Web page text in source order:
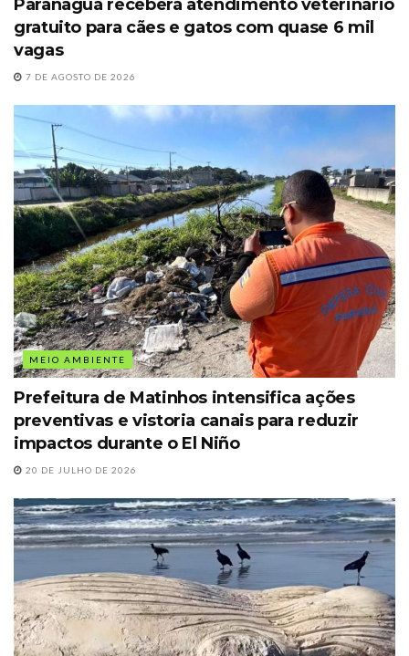
Paranaguá receberá atendimento veterinário
gratuito para cães e gatos com quase 6 mil
vagas
7 DE AGOSTO DE 2026
MEIO AMBIENTE
Prefeitura de Matinhos intensifica ações
preventivas e vistoria canais para reduzir
impactos durante o El Niño
20 DE JULHO DE 2026